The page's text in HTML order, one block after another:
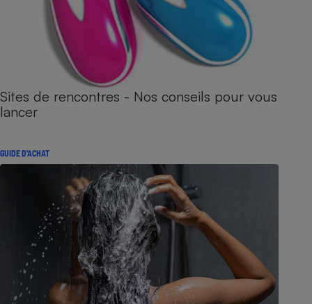
Sites de rencontres - Nos conseils pour vous
lancer
GUIDE D'ACHAT